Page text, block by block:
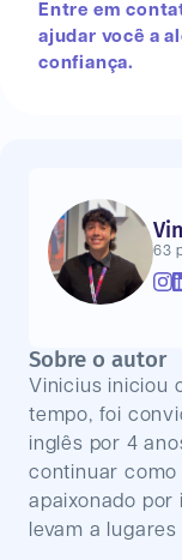
Entre em
ajudar você a
confiança.
63
Sobre o autor
Vinicius iniciou
tempo, foi
inglês por 4
continuar como
apaixonado por
levam a